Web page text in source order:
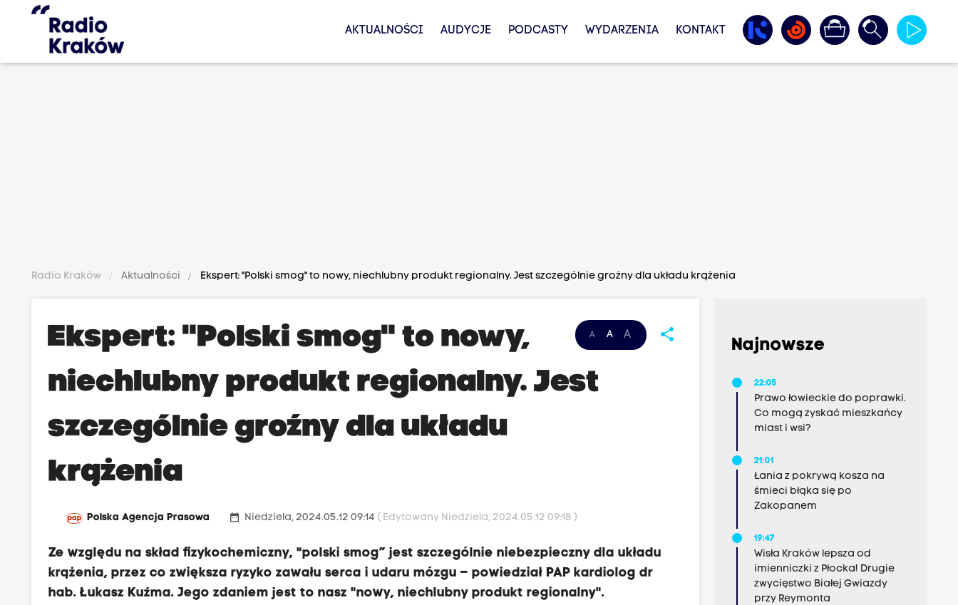
AKTUALNOŚCI AUDYCJE PODCASTY WYDARZENIA KONTAKT
Radio Kraków Aktualności Ekspert: "Polski smog" to nowy, niechlubny produkt regionalny. Jest szczególnie groźny dla układu krążenia
A A A share
Ekspert: "Polski smog" to nowy,
niechlubny produkt regionalny. Jest
szczególnie groźny dla układu
krążenia
Polska Agencja Prasowa date_range Niedziela, 2024.05.12 09:14( Edytowany Niedziela, 2024.05.12 09:18 )
Ze względu na skład fizykochemiczny, "polski smog” jest szczególnie niebezpieczny dla układu
krążenia, przez co zwiększa ryzyko zawału serca i udaru mózgu – powiedział PAP kardiolog dr
hab. Łukasz Kuźma. Jego zdaniem jest to nasz "nowy, niechlubny produkt regionalny".
Najnowsze
22:05
Prawo łowieckie do poprawki.
Co mogą zyskać mieszkańcy
miast i wsi?
21:01
Łania z pokrywą kosza na
śmieci błąka się po
Zakopanem
19:47
Wisła Kraków lepsza od
imienniczki z Płocka! Drugie
zwycięstwo Białej Gwiazdy
przy Reymonta